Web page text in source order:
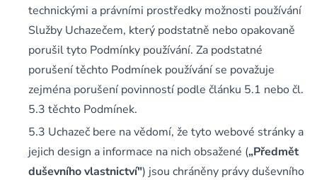
technickými a právními prostředky možnosti používání
Služby Uchazečem, který podstatně nebo opakovaně
porušil tyto Podmínky používání. Za podstatné
porušení těchto Podmínek používání se považuje
zejména porušení povinností podle článku 5.1 nebo čl.
5.3 těchto Podmínek.
Uchazeč bere na vědomí, že tyto webové stránky a
jejich design a informace na nich obsažené („Předmět
duševního vlastnictví") jsou chráněny právy duševního